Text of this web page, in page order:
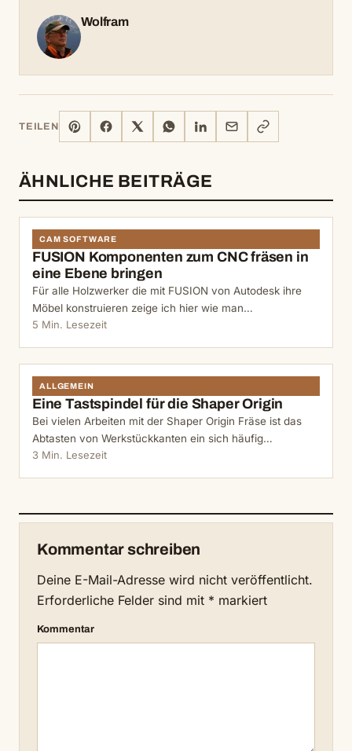
Wolfram
TEILEN
PINTERESTFACEBOOK WHATSAPPLINKEDIN
MAIL
LINK
KOPIEREN
ÄHNLICHE BEITRÄGE
CAM SOFTWARE
FUSION Komponenten zum CNC fräsen in
eine Ebene bringen
Für alle Holzwerker die mit FUSION von Autodesk ihre
Möbel konstruieren zeige ich hier wie man…
5 Min. Lesezeit
ALLGEMEIN
Eine Tastspindel für die Shaper Origin
Bei vielen Arbeiten mit der Shaper Origin Fräse ist das
Abtasten von Werkstückkanten ein sich häufig…
3 Min. Lesezeit
Kommentar schreiben
Deine E-Mail-Adresse wird nicht veröffentlicht.
Erforderliche Felder sind mit * markiert
Kommentar